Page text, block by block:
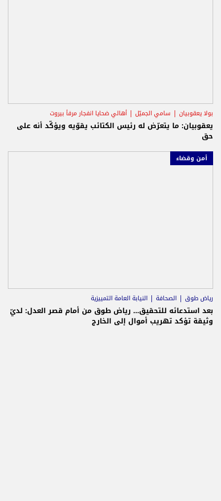
بولا يعقوبيان سامي الجميّل أهالي ضحايا انفجار مرفأ بيروت
يعقوبيان: ما يتعرّض له رئيس الكتائب يقوّيه ويؤكّد أنه على
حق
أمن وقضاء
رياض طوق الصحافة النيابة العامة التمييزية
بعد استدعائه للتحقيق... رياض طوق من أمام قصر العدل: لديّ
وثيقة تؤكد تهريب أموال إلى الخارج